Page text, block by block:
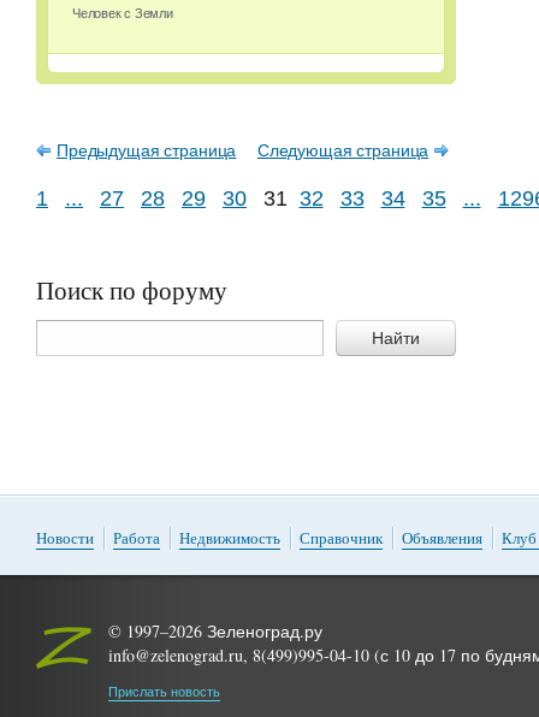
Человек с Земли
Предыдущая страница Следующая страница
1 ... 27 28 29 30 31 32 33 34 35 ...
Поиск по форуму
Найти
Новости Работа Недвижимость Справочник Объявления Клуб
© 1997–2026 Зеленоград.ру
info@zelenograd.ru, 8(499)995-04-10 (с 10 до 17 по
Прислать новость